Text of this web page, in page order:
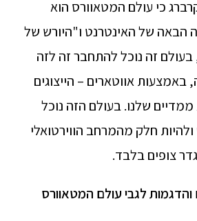
כי עולם המטאוורס הוא
הבאה של האינטרנט ו"היורש של
בעולם זה נוכל להתחבר זה לזה
באמצעות אווטארים – הייצוגים
שלנו. בעולם הזה נוכל
חלק מהמרחב הווירטואלי
צופים בלבד.
לגבי עולם המטאוורס